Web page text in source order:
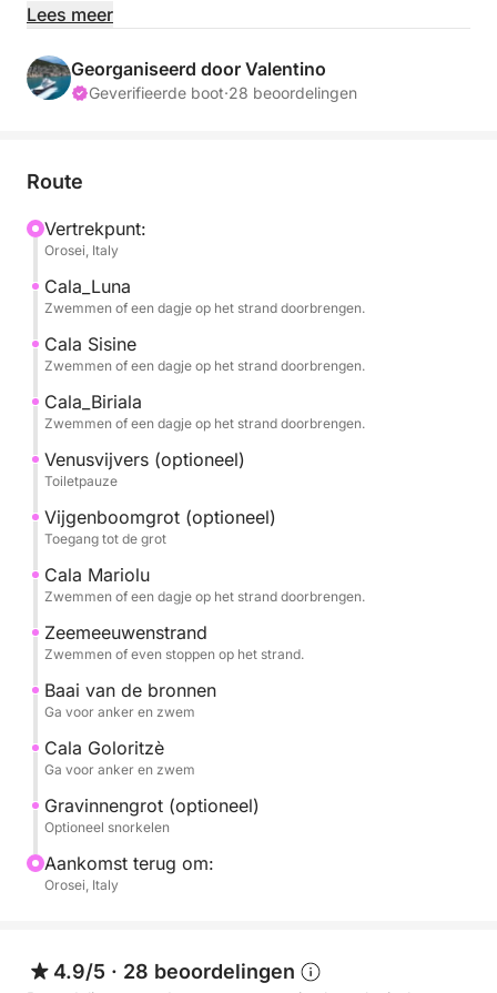
dagtochten.
We hebben ervoor gekozen om alleen exclusieve
tours aan te bieden, zodat gasten optimaal kunnen
passagiers.
Vertrek vanaf de pier van Marina di Orosei is om
10:00 uur, terugkomst om 18:00 uur, of op aanvraag
van 13:00 uur tot zonsondergang.
Het is mogelijk om in en uit te stappen in Cala
Gonone.
U ziet de parels van de Golf van Orosei, waaronder:
CALA LUNA, beroemd om zijn grotten met uitzicht
op het strand.
CALA MARIOLU, bekend om de kleur van het water
en het witte zandstrand.
CALA GOLORITZÈ, de onbetwiste parel van de baai,
verkozen tot 's werelds beste strand van 2025.
CALA BIRIALA, een intieme en zeer pittoreske baai.
CALA DELLE SORGENTI, met zijn turquoise water en
marmeren kiezels.
En ook de Poelen van Venus, Cala Sisine, Cala Ziu
Santoru,
Lees meer
Georganiseerd door Valentino
Geverifieerde boot·28 beoordelingen
Route
Vertrekpunt:
Orosei, Italy
Cala_Luna
Zwemmen of een dagje op het strand doorbrengen.
Cala Sisine
Zwemmen of een dagje op het strand doorbrengen.
Cala_Biriala
Zwemmen of een dagje op het strand doorbrengen.
Venusvijvers (optioneel)
Toiletpauze
Vijgenboomgrot (optioneel)
Toegang tot de grot
Cala Mariolu
Zwemmen of een dagje op het strand doorbrengen.
Zeemeeuwenstrand
Zwemmen of even stoppen op het strand.
Baai van de bronnen
Ga voor anker en zwem
Cala Goloritzè
Ga voor anker en zwem
Gravinnengrot (optioneel)
Optioneel snorkelen
Aankomst terug om:
Orosei, Italy
4.9/5 · 28 beoordelingen